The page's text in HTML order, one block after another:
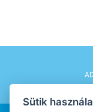
Sütik